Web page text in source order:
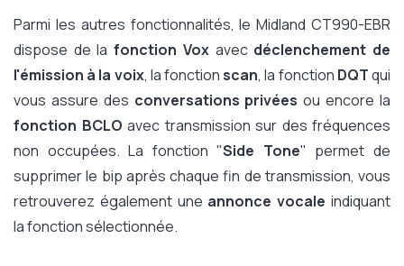
Parmi les autres fonctionnalités, le Midland CT990-EBR
dispose de lafonction Vox avecdéclenchement de
l'émission à la voix, la fonctionscan, la fonction DQTqui
vous assure des conversations privées ou encore la
fonction BCLO avec transmission sur des fréquences
non occupées. La fonction "Side Tone" permet de
supprimer le bip après chaque fin de transmission, vous
retrouverez également une annonce vocale indiquant
la fonction sélectionnée.